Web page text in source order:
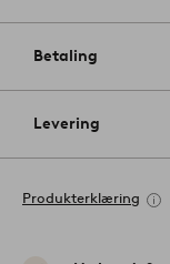
Betaling
Levering
Produkterklæring